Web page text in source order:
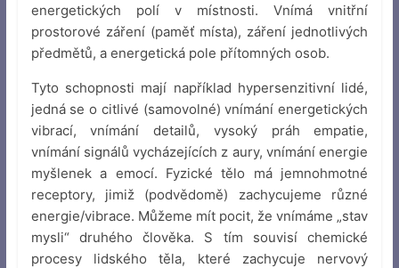
energetických polí v místnosti. Vnímá vnitřní
prostorové záření (paměť místa), záření jednotlivých
předmětů, a energetická pole přítomných osob.
Tyto schopnosti mají například hypersenzitivní lidé,
jedná se o citlivé (samovolné) vnímání energetických
vibrací, vnímání detailů, vysoký práh empatie,
vnímání signálů vycházejících z aury, vnímání energie
myšlenek a emocí. Fyzické tělo má jemnohmotné
receptory, jimiž (podvědomě) zachycujeme různé
energie/vibrace. Můžeme mít pocit, že vnímáme „stav
mysli“ druhého člověka. S tím souvisí chemické
procesy lidského těla, které zachycuje nervový